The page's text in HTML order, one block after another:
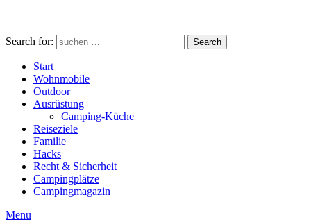
Search for: Search
Start
Wohnmobile
Outdoor
Ausrüstung
Camping-Küche
Reiseziele
Familie
Hacks
Recht & Sicherheit
Campingplätze
Campingmagazin
Menu